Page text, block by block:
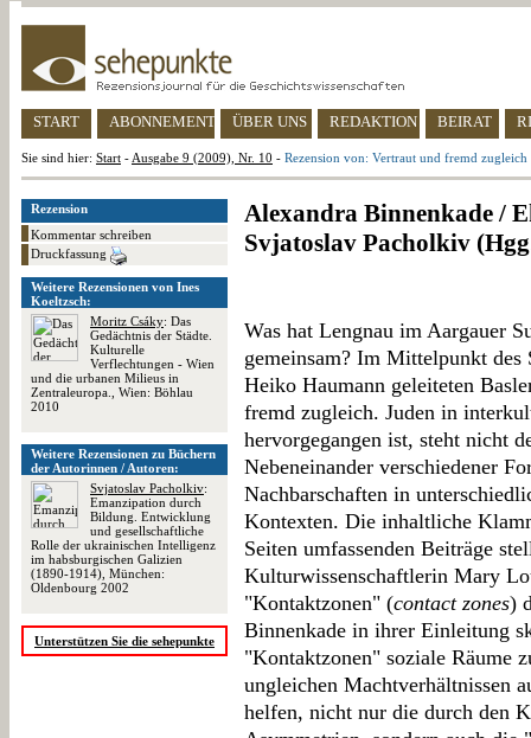
START ABONNEMENT ÜBER UNS REDAKTION BEIRAT
Sie sind hier: Start - Ausgabe 9 (2009), Nr. 10 - Rezension von: Vertraut und fremd zugleich
Rezension
Kommentar schreiben
Druckfassung
Weitere Rezensionen von Ines
Koeltzsch:
Moritz Csáky: Das
Gedächtnis der Städte.
Kulturelle
Verflechtungen - Wien
und die urbanen Milieus in
Zentraleuropa., Wien: Böhlau
2010
Weitere Rezensionen zu Büchern
der Autorinnen / Autoren:
Svjatoslav Pacholkiv:
Emanzipation durch
Bildung. Entwicklung
und gesellschaftliche
Rolle der ukrainischen Intelligenz
im habsburgischen Galizien
(1890-1914), München:
Oldenbourg 2002
Unterstützen Sie die sehepunkte
Alexandra Binnenkade /
Svjatoslav Pacholkiv
Was hat Lengnau im Aargauer
gemeinsam? Im Mittelpunkt des
Heiko Haumann geleiteten
fremd zugleich. Juden in
hervorgegangen ist, steht nicht
Nebeneinander verschiedener
Nachbarschaften in
Kontexten. Die inhaltliche
Seiten umfassenden Beiträge
Kulturwissenschaftlerin Mary
"Kontaktzonen" (contact zones)
Binnenkade in ihrer Einleitung
"Kontaktzonen" soziale Räume
ungleichen Machtverhältnissen
helfen, nicht nur die durch den